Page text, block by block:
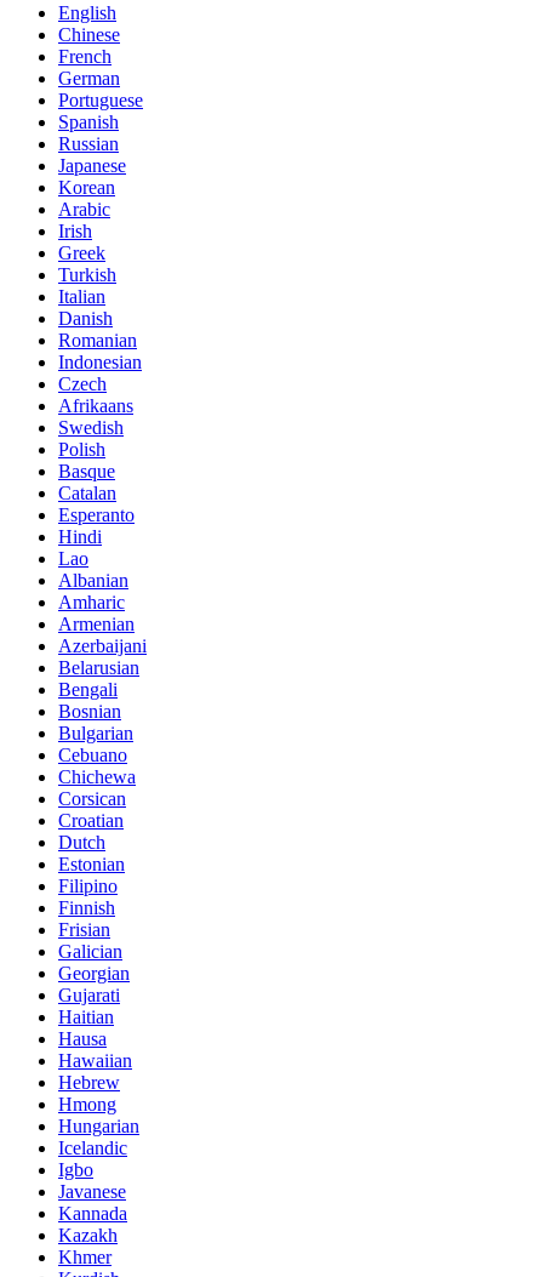
English
Chinese
French
German
Portuguese
Spanish
Russian
Japanese
Korean
Arabic
Irish
Greek
Turkish
Italian
Danish
Romanian
Indonesian
Czech
Afrikaans
Swedish
Polish
Basque
Catalan
Esperanto
Hindi
Lao
Albanian
Amharic
Armenian
Azerbaijani
Belarusian
Bengali
Bosnian
Bulgarian
Cebuano
Chichewa
Corsican
Croatian
Dutch
Estonian
Filipino
Finnish
Frisian
Galician
Georgian
Gujarati
Haitian
Hausa
Hawaiian
Hebrew
Hmong
Hungarian
Icelandic
Igbo
Javanese
Kannada
Kazakh
Khmer